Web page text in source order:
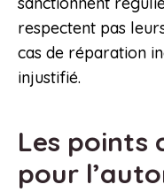
respectent pas
cas de réparation
injustifié.
Les points
pour